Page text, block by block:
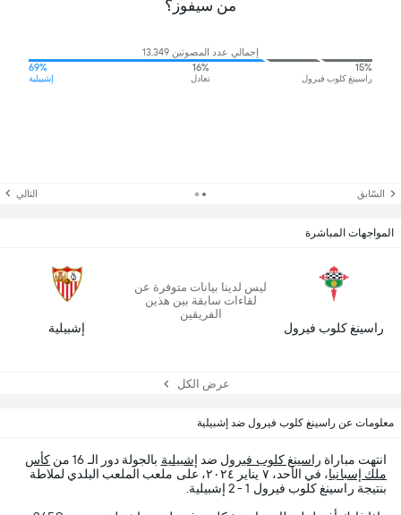
من سيفوز؟
إجمالي عدد المصوتين 13,349
15%
راسينغ كلوب فيرول
16%
تعادل
69%
إشبيلية
السّابق التالي
المواجهات المباشرة
راسينغ كلوب فيرول
ليس لدينا بيانات متوفرة عن
لقاءات سابقة بين هذين
الفريقين
إشبيلية
عرض الكل
معلومات عن راسينغ كلوب فيرول ضد إشبيلية
انتهت مباراة راسينغ كلوب فيرول ضد إشبيلية بالجولة دور الـ 16 من
كأس
ملك إسبانيا
، في الأحد، ٧ يناير ٢٠٢٤، على ملعب الملعب البلدي لملاطة
بنتيجة راسينغ كلوب فيرول 1 - 2 إشبيلية.